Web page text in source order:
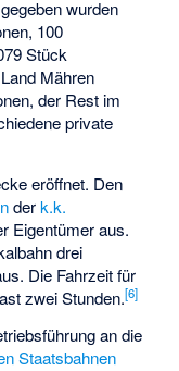
wurden
100
Stück
Mähren
der Rest im
private
eröffnet. Den
derk.k.
Eigentümer aus.
drei
Die Fahrzeit für
zwei Stunden.[6]
an die
Staatsbahnen